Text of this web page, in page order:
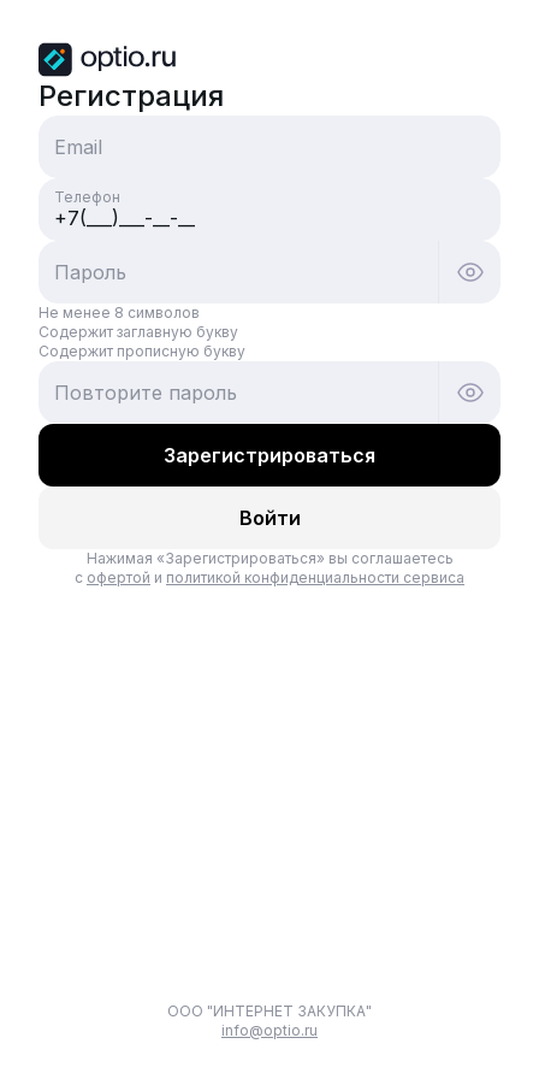
Регистрация
Email
Телефон
Пароль
Не менее 8 символов
Содержит заглавную букву
Содержит прописную букву
Повторите пароль
Зарегистрироваться
Войти
Нажимая «Зарегистрироваться» вы соглашаетесь
с офертой и политикой конфиденциальности сервиса
ООО "ИНТЕРНЕТ ЗАКУПКА"
info@optio.ru